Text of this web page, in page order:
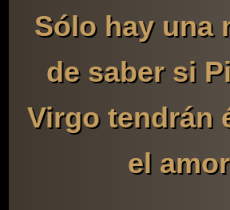
Sólo hay una
de saber si
Virgo tendrán
el amor